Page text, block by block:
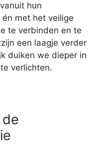
hun
met het veilige
te verbinden en te
een laagje verder
duiken we dieper in
verlichten.